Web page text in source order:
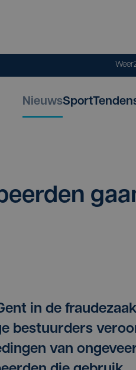
Weer
NieuwsSport
in de
bestuurders
van